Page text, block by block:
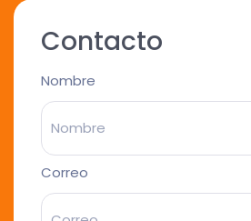
Contacto
Nombre
Correo